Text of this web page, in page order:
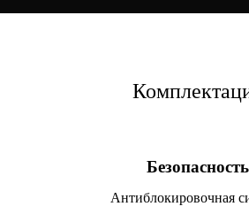
Безопасность
Антиблокировочная